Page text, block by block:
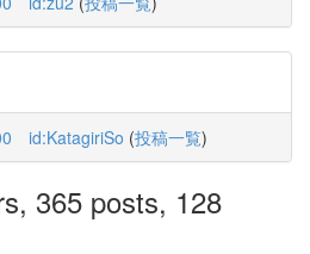
id:KatagiriSo (投稿一覧)
365 posts, 128